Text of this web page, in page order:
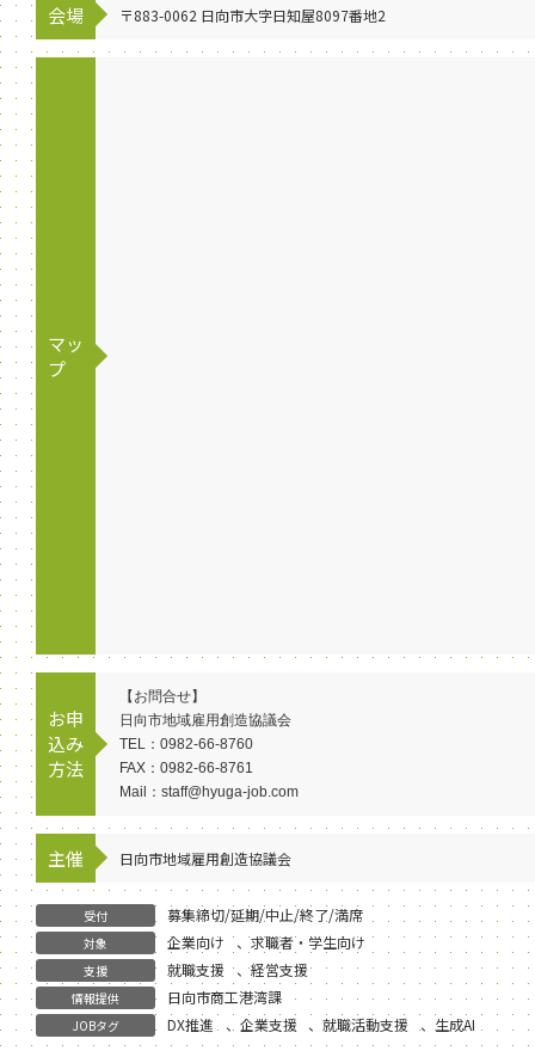
会場 〒883-0062 日向市大字日知屋8097番地2
マッ
プ
お申
込み
方法
【お問合せ】
日向市地域雇用創造協議会
TEL：0982-66-8760
FAX：0982-66-8761
Mail：staff@hyuga-job.com
主催 日向市地域雇用創造協議会
受付 募集締切/延期/中止/終了/満席
対象 企業向け 、求職者・学生向け
支援 就職支援 、経営支援
情報提供 日向市商工港湾課
JOBタグ DX推進 、 企業支援 、就職活動支援 、 生成AI